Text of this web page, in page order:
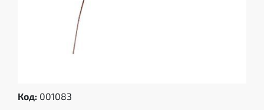
Код: 001083